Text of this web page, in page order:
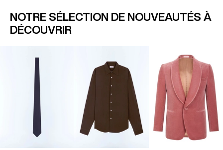
NOTRE SÉLECTION DE NOUVEAUTÉS À
DÉCOUVRIR